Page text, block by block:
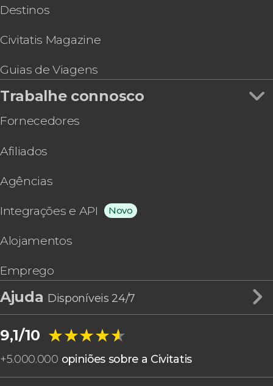
Destinos
Civitatis Magazine
Guias de Viagens
Trabalhe connosco
Fornecedores
Afiliados
Agências
Integrações e API Novo
Alojamentos
Emprego
Ajuda Disponíveis 24/7
9,1/10 ★★★★★
★★★★★
+5.000.000 opiniões sobre a Civitatis